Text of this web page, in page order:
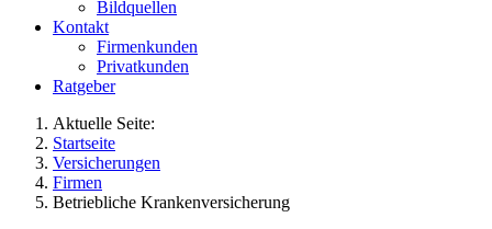
Bildquellen
Kontakt
Firmenkunden
Privatkunden
Ratgeber
Aktuelle Seite:
Startseite
Versicherungen
Firmen
Betriebliche Krankenversicherung